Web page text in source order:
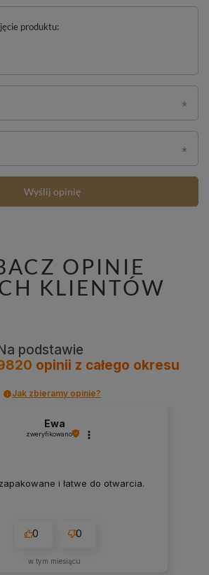
produktu:
Wyślij opinię
OPINIE
KLIENTÓW
podstawie
opinii z całego okresu
Jak zbieramy opinie?
Ewa
zweryfikowano
i łatwe do otwarcia.
0 0
w tym miesiącu